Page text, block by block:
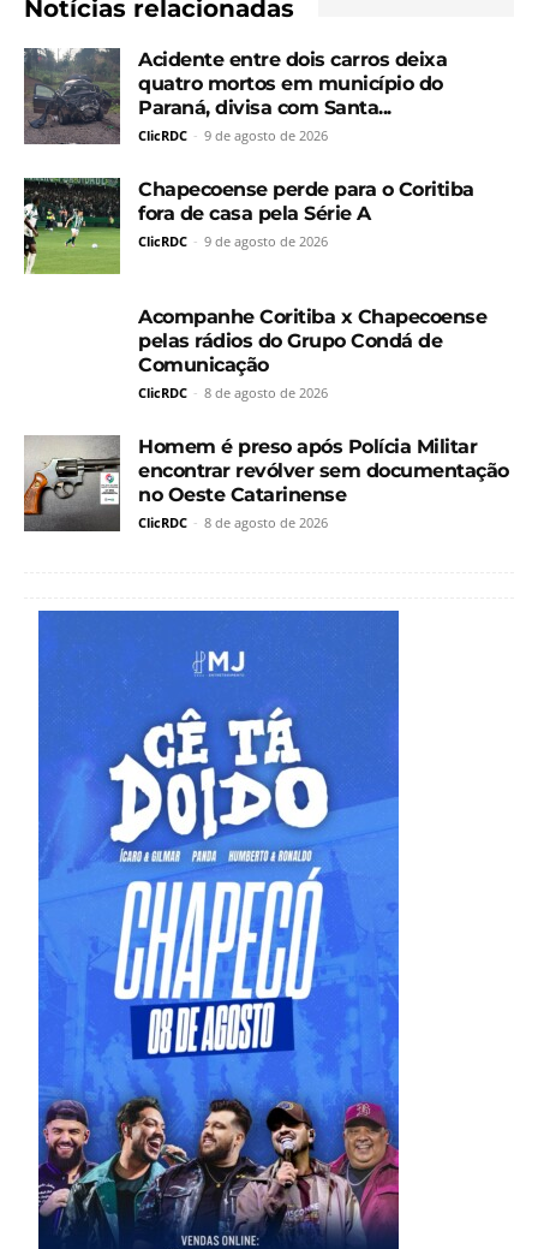
Notícias relacionadas
Acidente entre dois carros deixa
quatro mortos em município do
Paraná, divisa com Santa...
ClicRDC - 9 de agosto de 2026
Chapecoense perde para o Coritiba
fora de casa pela Série A
ClicRDC - 9 de agosto de 2026
Acompanhe Coritiba x Chapecoense
pelas rádios do Grupo Condá de
Comunicação
ClicRDC - 8 de agosto de 2026
Homem é preso após Polícia Militar
encontrar revólver sem documentação
no Oeste Catarinense
ClicRDC - 8 de agosto de 2026